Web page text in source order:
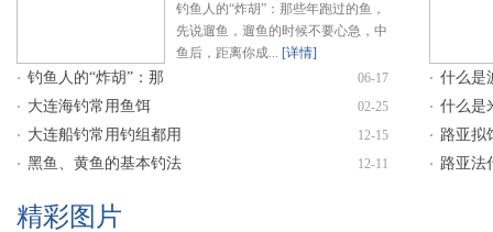
钓鱼人的“炸胡”：那些年跑过的鱼，
先说遛鱼，遛鱼的时候不要心急，中
鱼后，距离你成... [详情]
· 钓鱼人的“炸胡”：那
06-17
· 大连海钓常用鱼饵
02-25
· 大连船钓常用钓组都用
12-15
· 黑鱼、黄鱼的基本钓法 12-11
· 什么是
· 什么是
· 路亚拟
· 路亚法
精彩图片